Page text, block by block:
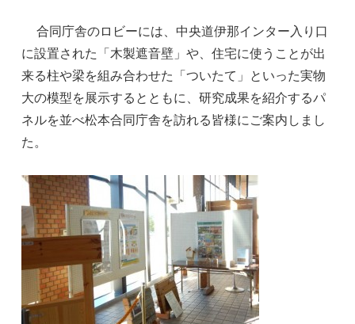
合同庁舎のロビーには、中央道伊那インター入り口
に設置された「木製遮音壁」や、住宅に使うことが出
来る柱や梁を組み合わせた「ついたて」といった実物
大の模型を展示するとともに、研究成果を紹介するパ
ネルを並べ松本合同庁舎を訪れる皆様にご案内しまし
た。